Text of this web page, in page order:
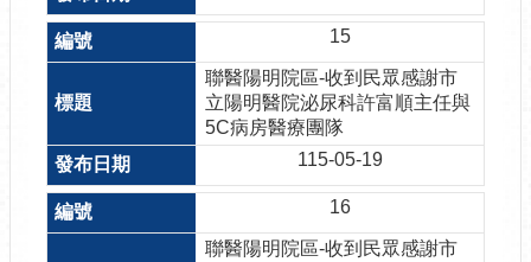
15
聯醫陽明院區-收到民眾感謝市
立陽明醫院泌尿科許富順主任與
5C病房醫療團隊
115-05-19
16
聯醫陽明院區-收到民眾感謝市